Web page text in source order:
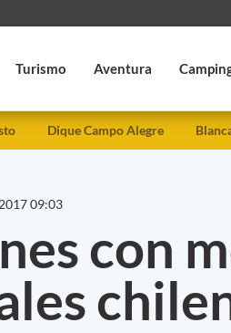
Turismo Aventura
Dique Campo Alegre
09:03
con